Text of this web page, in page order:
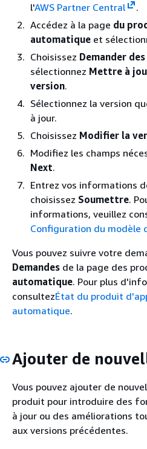
l'AWS Partner Central
.
Accédez à la page du
automatique et
Choisissez Demander
sélectionnez Mettre à
version.
Sélectionnez la version
à jour.
Choisissez Modifier la
Modifiez les champs
Next.
Entrez vos informations
choisissez Soumettre.
informations, veuillez
Configuration du modèle
Vous pouvez suivre votre
Demandes de la page des
automatique. Pour plus
consultezÉtat du produit
automatique.
Ajouter de
Vous pouvez ajouter de
produit pour introduire des
à jour ou des améliorations
aux versions précédentes.